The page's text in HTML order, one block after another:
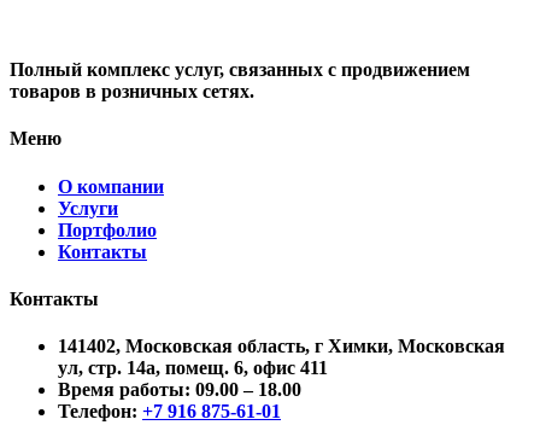
Полный комплекс услуг, связанных с продвижением
товаров в розничных сетях.
Меню
О компании
Услуги
Портфолио
Контакты
Контакты
141402, Московская область, г Химки, Московская
ул, стр. 14а, помещ. 6, офис 411
Время работы: 09.00 – 18.00
Телефон: +7 916 875-61-01